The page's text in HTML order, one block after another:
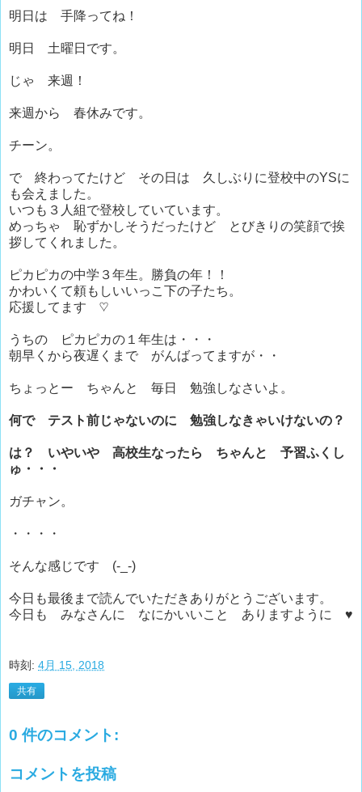
明日は 手降ってね！
明日 土曜日です。
じゃ 来週！
来週から 春休みです。
チーン。
で 終わってたけど その日は 久しぶりに登校中のYSに
も会えました。
いつも３人組で登校していています。
めっちゃ 恥ずかしそうだったけど とびきりの笑顔で挨
拶してくれました。
ピカピカの中学３年生。勝負の年！！
かわいくて頼もしいいっこ下の子たち。
応援してます ♡
うちの ピカピカの１年生は・・・
朝早くから夜遅くまで がんばってますが・・
ちょっとー ちゃんと 毎日 勉強しなさいよ。
何で テスト前じゃないのに 勉強しなきゃいけないの？
は？ いやいや 高校生なったら ちゃんと 予習ふくし
ゅ・・・
ガチャン。
・・・・
そんな感じです (-_-)
今日も最後まで読んでいただきありがとうございます。
今日も みなさんに なにかいいこと ありますように ♥
時刻: 4月 15, 2018
共有
0 件のコメント:
コメントを投稿